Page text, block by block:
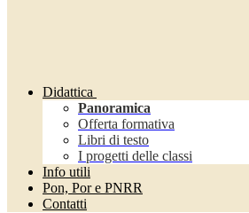
Didattica
Panoramica
Offerta formativa
Libri di testo
I progetti delle classi
Info utili
Pon, Por e PNRR
Contatti